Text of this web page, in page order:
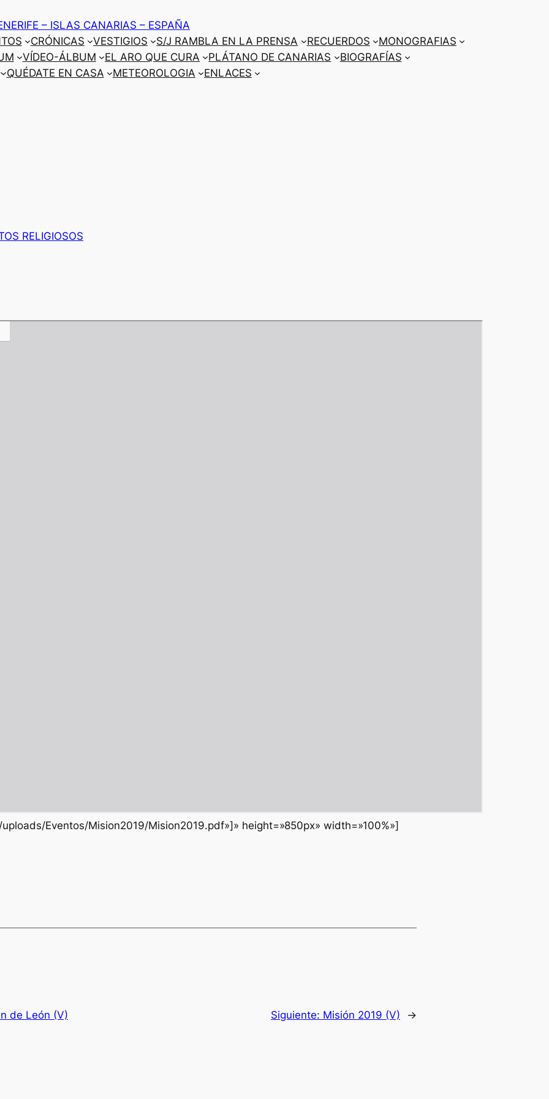
– ISLAS CANARIAS – ESPAÑA
CRÓNICAS VESTIGIOS S/J RAMBLA EN LA PRENSA RECUERDOS
MONOGRAFIAS
VÍDEO-ÁLBUM EL ARO QUE CURA PLÁTANO DE CANARIAS
BIOGRAFÍAS
QUÉDATE EN CASA METEOROLOGIA ENLACES
RELIGIOSOS
Eventos/Mision2019/Mision2019.pdf»]» height=»850px» width=»100%»]
de León (V) Siguiente: Misión 2019 (V) →